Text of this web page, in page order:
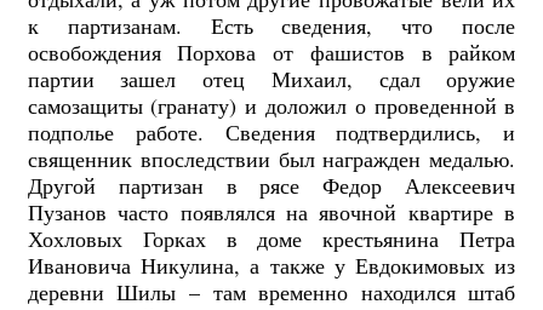
к партизанам. Есть сведения, что после
освобождения Порхова от фашистов в райком
партии зашел отец Михаил, сдал оружие
самозащиты (гранату) и доложил о проведенной в
подполье работе. Сведения подтвердились, и
священник впоследствии был награжден медалью.
Другой партизан в рясе Федор Алексеевич
Пузанов часто появлялся на явочной квартире в
Хохловых Горках в доме крестьянина Петра
Ивановича Никулина, а также у Евдокимовых из
деревни Шилы – там временно находился штаб